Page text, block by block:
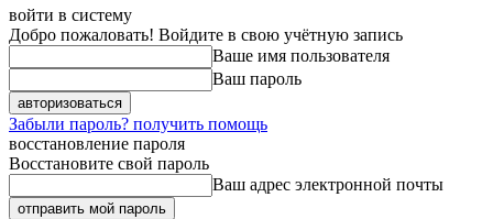
войти в систему
Добро пожаловать! Войдите в свою учётную запись
Ваше имя пользователя
Ваш пароль
Забыли пароль? получить помощь
восстановление пароля
Восстановите свой пароль
Ваш адрес электронной почты